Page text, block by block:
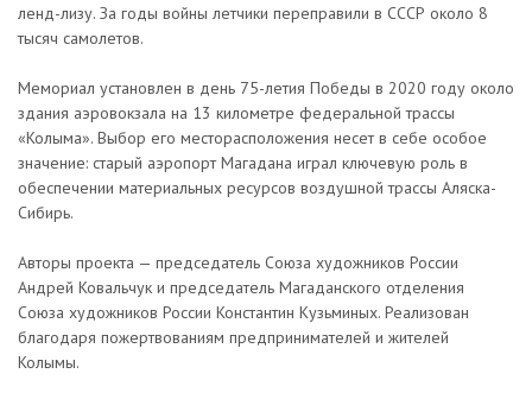
ленд-лизу. За годы войны летчики переправили в СССР около 8
тысяч самолетов.
Мемориал установлен в день 75-летия Победы в 2020 году около
здания аэровокзала на 13 километре федеральной трассы
«Колыма». Выбор его месторасположения несет в себе особое
значение: старый аэропорт Магадана играл ключевую роль в
обеспечении материальных ресурсов воздушной трассы Аляска-
Сибирь.
Авторы проекта — председатель Союза художников России
Андрей Ковальчук и председатель Магаданского отделения
Союза художников России Константин Кузьминых. Реализован
благодаря пожертвованиям предпринимателей и жителей
Колымы.